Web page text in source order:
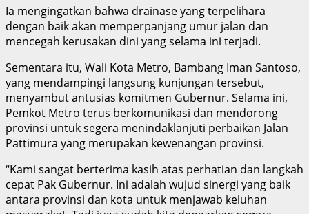
Ia mengingatkan bahwa drainase yang terpelihara
dengan baik akan memperpanjang umur jalan dan
mencegah kerusakan dini yang selama ini terjadi.
Sementara itu, Wali Kota Metro, Bambang Iman Santoso,
yang mendampingi langsung kunjungan tersebut,
menyambut antusias komitmen Gubernur. Selama ini,
Pemkot Metro terus berkomunikasi dan mendorong
provinsi untuk segera menindaklanjuti perbaikan Jalan
Pattimura yang merupakan kewenangan provinsi.
“Kami sangat berterima kasih atas perhatian dan langkah
cepat Pak Gubernur. Ini adalah wujud sinergi yang baik
antara provinsi dan kota untuk menjawab keluhan